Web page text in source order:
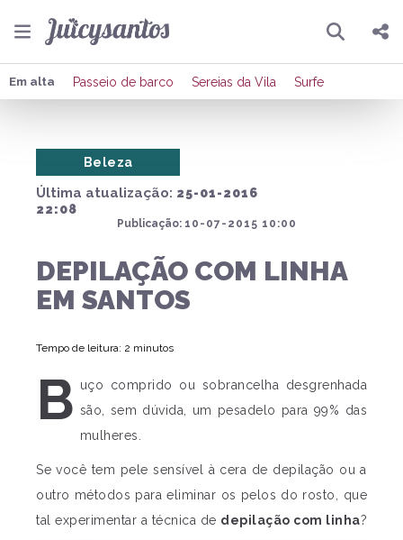
Pesquisar
Compartilhar
Em alta Passeio de barco Sereias da Vila Surfe
Última atualização: 25-01-2016
22:08
Publicação: 10-07-2015 10:00
Beleza
DEPILAÇÃO COM LINHA
EM SANTOS
Tempo de leitura: 2 minutos
B uço comprido ou sobrancelha desgrenhada
são, sem dúvida, um pesadelo para 99% das
mulheres.
Se você tem pele sensível à cera de depilação ou a
outro métodos para eliminar os pelos do rosto, que
tal experimentar a técnica de depilação com linha?